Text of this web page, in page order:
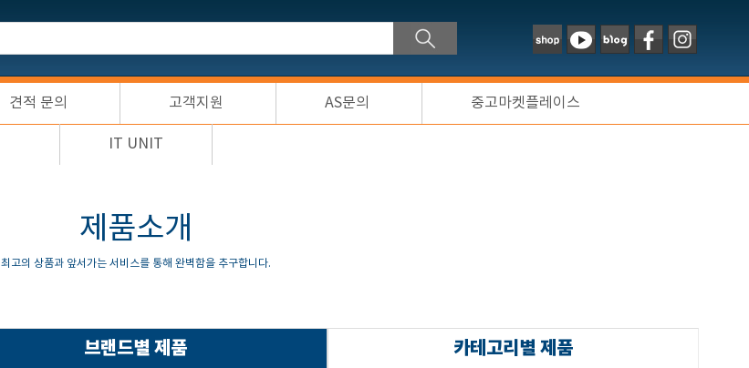
견적 문의 고객지원 AS문의 중고마켓플레이스
IT UNIT
제품소개
최고의 상품과 앞서가는 서비스를 통해 완벽함을 추구합니다.
브랜드별 제품 카테고리별 제품